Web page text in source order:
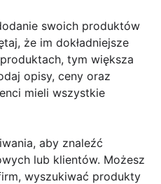
swoich produktów
że im dokładniejsze
tym większa
opisy, ceny oraz
mieli wszystkie
aby znaleźć
lub klientów. Możesz
wyszukiwać produkty